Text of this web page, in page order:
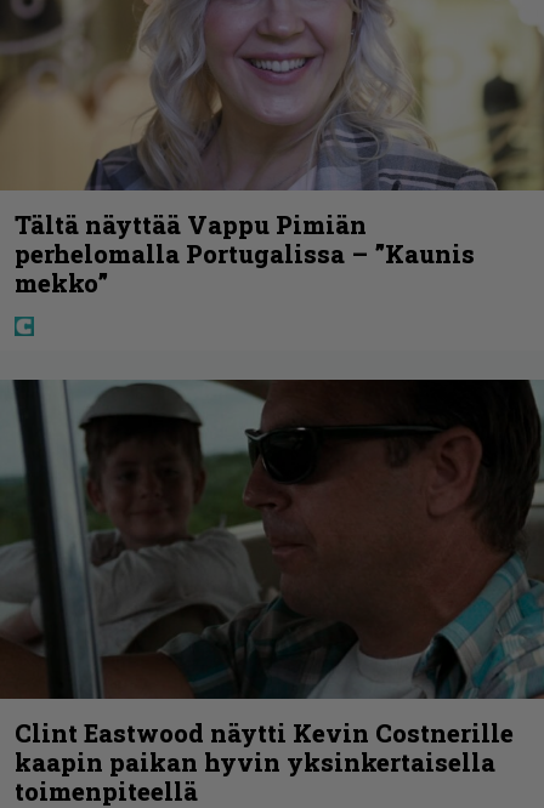
Tältä näyttää Vappu Pimiän
perhelomalla Portugalissa – ”Kaunis
mekko”
Clint Eastwood näytti Kevin Costnerille
kaapin paikan hyvin yksinkertaisella
toimenpiteellä